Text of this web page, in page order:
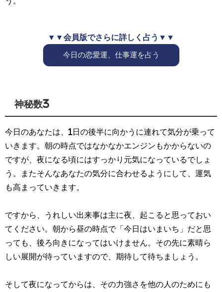
▼▼会員版でさらに詳しく占う▼▼
今日の恋愛運、仕事運を占う
神秘数3
今日のあなたは、1日の後半に向かうに連れて気分が乗って
いきます。朝の時点ではなかなかエンジンもかからないの
ですが、夜になる頃にはすっかり元気になっているでしょ
う。またそんなあなたの気分に合わせるようにして、運気
も高まっていきます。
ですから、うれしい出来事は主に夜、起こると思っておい
てください。朝から昼の時点で「今日はいまいち」だと思
っても、後ろ向きになってはいけません。その先に素晴ら
しい展開が待っていますので、期待して待ちましょう。
そして夜になってからは、その力強さを他の人のためにも